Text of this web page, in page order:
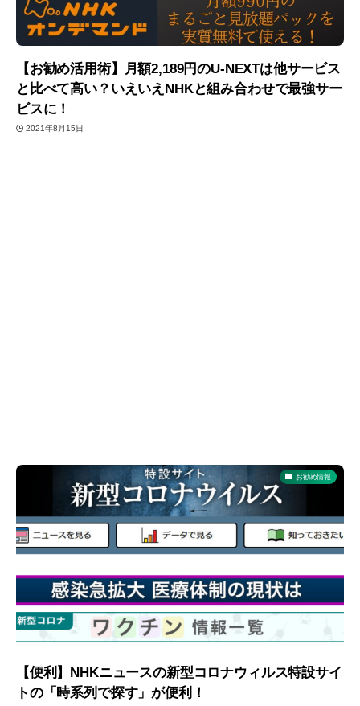
【お勧め活用術】月額2,189円のU-NEXTは他サービス
と比べて高い？いえいえNHKと組み合わせで最強サー
ビスに！
2021年8月15日
お勧め情報
【便利】NHKニュースの新型コロナウィルス特設サイ
トの「時系列で探す」が便利！